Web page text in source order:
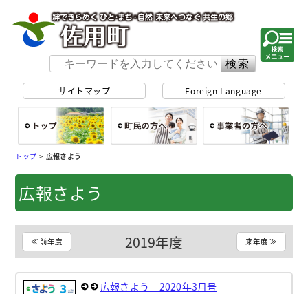
サイトマップ Foreign Language
トップ>広報さよう
広報さよう
≪ 前年度 2019年度 来年度 ≫
広報さよう 2020年3月号